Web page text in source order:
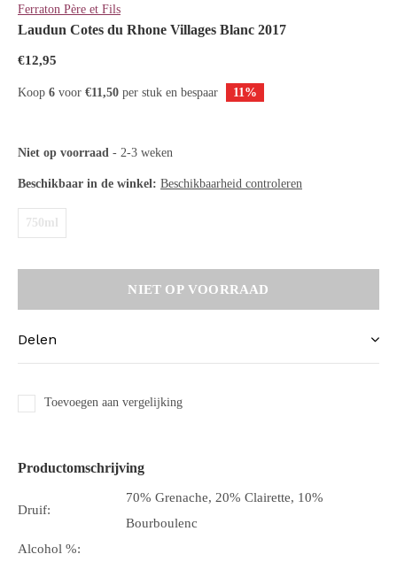
Ferraton Père et Fils
Laudun Cotes du Rhone Villages Blanc 2017
€12,95
Koop 6 voor €11,50 per stuk en bespaar 11%
Niet op voorraad - 2-3 weken
Beschikbaar in de winkel: Beschikbaarheid controleren
750ml
NIET OP VOORRAAD
Delen
Toevoegen aan vergelijking
Productomschrijving
Druif:
70% Grenache, 20% Clairette, 10%
Bourboulenc
Alcohol %: